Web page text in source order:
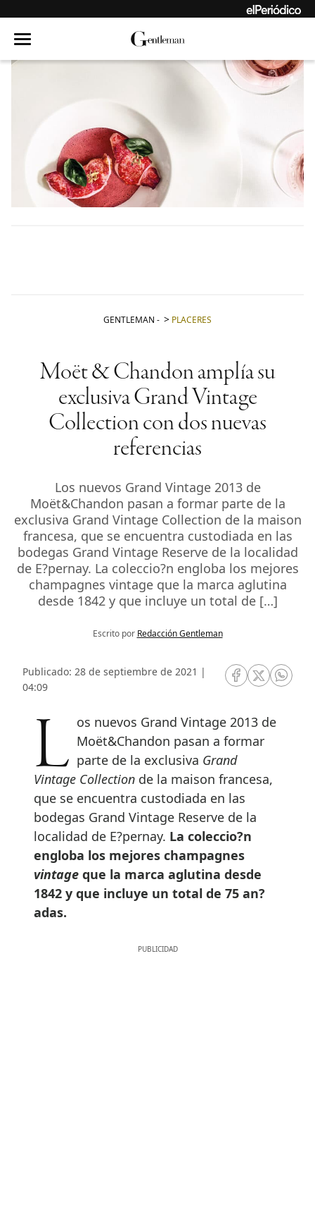
GENTLEMAN - PLACERES
Moët & Chandon amplía su
exclusiva Grand Vintage
Collection con dos nuevas
referencias
Los nuevos Grand Vintage 2013 de
Moët&Chandon pasan a formar parte de la
exclusiva Grand Vintage Collection de la maison
francesa, que se encuentra custodiada en las
bodegas Grand Vintage Reserve de la localidad
de E?pernay. La coleccio?n engloba los mejores
champagnes vintage que la marca aglutina
desde 1842 y que incluye un total de […]
Escrito por Redacción Gentleman
Publicado: 28 de septiembre de 2021 |
04:09
RRSS Facebook
RRSSRRSS
Los nuevos Grand Vintage 2013 de Moët&Chandon pasan a formar
parte de la exclusiva Grand
Vintage Collection de la maison francesa,
que se encuentra custodiada en las
bodegas Grand Vintage Reserve de la
localidad de E?pernay. La coleccio?n
engloba los mejores champagnes
vintage que la marca aglutina desde
1842 y que incluye un total de 75 an?
adas.